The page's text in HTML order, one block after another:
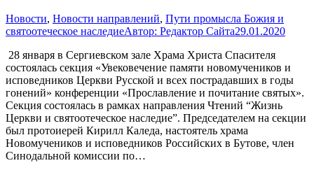
Новости, Новости направлений, Пути промысла Божия и
святоотеческое наследиеАвтор: Редактор Сайта29.01.2020
28 января в Сергиевском зале Храма Христа Спасителя
состоялась секция «Увековечение памяти новомучеников и
исповедников Церкви Русской и всех пострадавших в годы
гонений» конференции «Прославление и почитание святых».
Секция состоялась в рамках направления Чтений “Жизнь
Церкви и святоотеческое наследие”. Председателем на секции
был протоиерей Кирилл Каледа, настоятель храма
Новомучеников и исповедников Российских в Бутове, член
Синодальной комиссии по…